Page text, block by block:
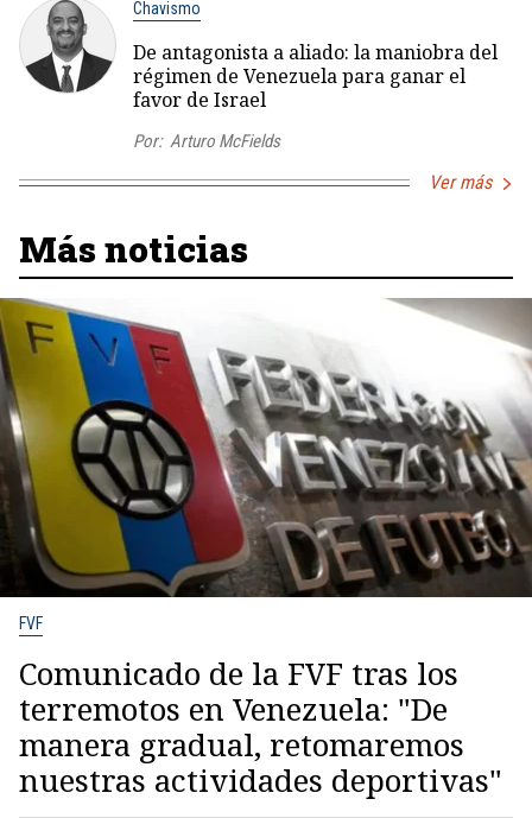
Chavismo
De antagonista a aliado: la maniobra del
régimen de Venezuela para ganar el
favor de Israel
Por: Arturo McFields
Ver más
Más noticias
FVF
Comunicado de la FVF tras los
terremotos en Venezuela: "De
manera gradual, retomaremos
nuestras actividades deportivas"